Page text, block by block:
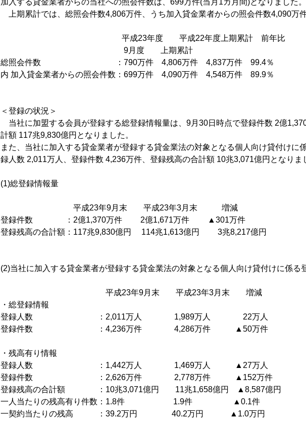
加入する貸金業者からの当社への照会件数は、699万件(当月1カ月間)となりました。
上期累計では、総照会件数4,806万件、うち加入貸金業者からの照会件数4,090万件
平成23年度 平成22年度上期累計 前年比
9月度 上期累計
総照会件数 ：790万件 4,806万件 4,837万件 99.4％
内 加入貸金業者からの照会件数：699万件 4,090万件 4,548万件 89.9％
＜登録の状況＞
当社に加盟する会員が登録する総登録情報量は、9月30日時点で登録件数 2億
計額 117兆9,830億円となりました。
また、当社に加入する貸金業者が登録する貸金業法の対象となる個人向け貸付けに
録人数 2,011万人、登録件数 4,236万件、登録残高の合計額 10兆3,071億円となりま
(1)総登録情報量
平成23年9月末 平成23年3月末 増減
登録件数 ：2億1,370万件 2億1,671万件 ▲301万件
登録残高の合計額：117兆9,830億円 114兆1,613億円 3兆8,217億円
(2)当社に加入する貸金業者が登録する貸金業法の対象となる個人向け貸付けに係る
平成23年9月末 平成23年3月末 増減
・総登録情報
登録人数 ：2,011万人 1,989万人 22万人
登録件数 ：4,236万件 4,286万件 ▲50万件
・残高有り情報
登録人数 ：1,442万人 1,469万人 ▲27万人
登録件数 ：2,626万件 2,778万件 ▲152万件
登録残高の合計額 ：10兆3,071億円 11兆1,658億円 ▲8,587億円
一人当たりの残高有り件数：1.8件 1.9件 ▲0.1件
一契約当たりの残高 ：39.2万円 40.2万円 ▲1.0万円